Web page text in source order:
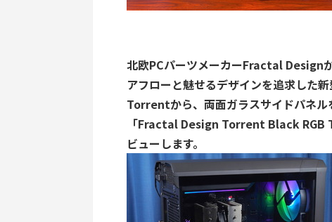
北欧PCパーツメーカーFractal Design
アフローと魅せるデザインを追求した
Torrentから、両面ガラスサイドパネル
「Fractal Design Torrent Black RGB
ビューします。